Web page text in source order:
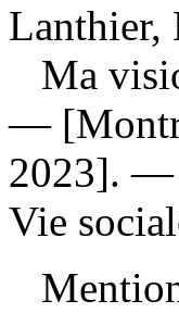
Lanthier,
Ma
—
2023]. —
Vie